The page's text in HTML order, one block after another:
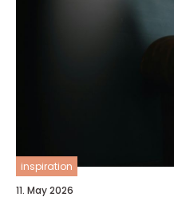
inspiration
11. May 2026